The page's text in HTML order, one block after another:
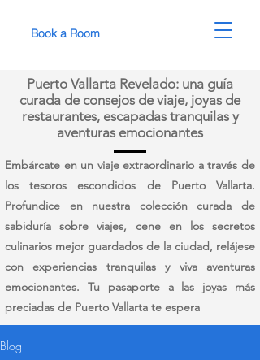
Book a Room
Puerto Vallarta Revelado: una guía
curada de consejos de viaje, joyas de
restaurantes, escapadas tranquilas y
aventuras emocionantes
Embárcate en un viaje extraordinario a través de
los tesoros escondidos de Puerto Vallarta.
Profundice en nuestra colección curada de
sabiduría sobre viajes, cene en los secretos
culinarios mejor guardados de la ciudad, relájese
con experiencias tranquilas y viva aventuras
emocionantes. Tu pasaporte a las joyas más
preciadas de Puerto Vallarta te espera
Blog